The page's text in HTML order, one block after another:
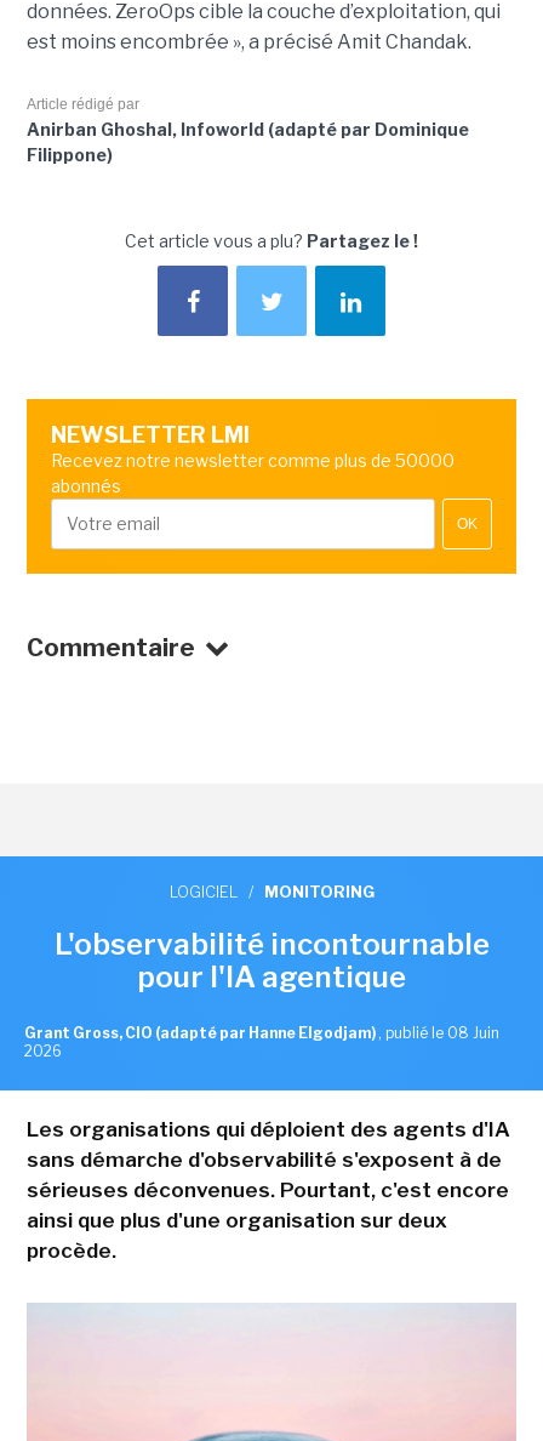
données. ZeroOps cible la couche d’exploitation, qui
est moins encombrée », a précisé Amit Chandak.
Article rédigé par
Anirban Ghoshal, Infoworld (adapté par Dominique
Filippone)
Cet article vous a plu? Partagez le !
NEWSLETTER LMI
Recevez notre newsletter comme plus de 50000
abonnés
OK
Commentaire
LOGICIEL / MONITORING
L'observabilité incontournable
pour l'IA agentique
Grant Gross, CIO (adapté par Hanne Elgodjam) , publié le 08 Juin
2026
Les organisations qui déploient des agents d'IA
sans démarche d'observabilité s'exposent à de
sérieuses déconvenues. Pourtant, c'est encore
ainsi que plus d'une organisation sur deux
procède.